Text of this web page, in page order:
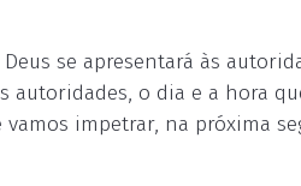
se apresentará às
autoridades, o dia e a hora
impetrar, na próxima